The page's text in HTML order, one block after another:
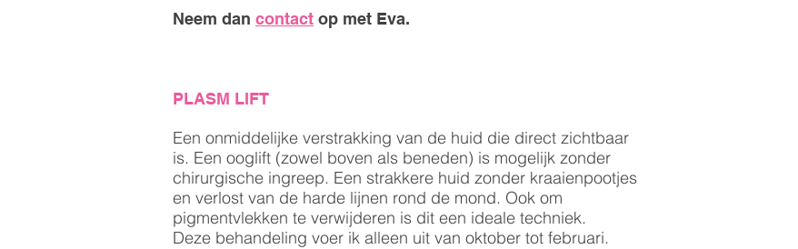
Neem dan contact op met Eva.
PLASM LIFT
Een onmiddelijke verstrakking van de huid die direct zichtbaar
is. Een ooglift (zowel boven als beneden) is mogelijk zonder
chirurgische ingreep. Een strakkere huid zonder kraaienpootjes
en verlost van de harde lijnen rond de mond. Ook om
pigmentvlekken te verwijderen is dit een ideale techniek.
Deze behandeling voer ik alleen uit van oktober tot februari.